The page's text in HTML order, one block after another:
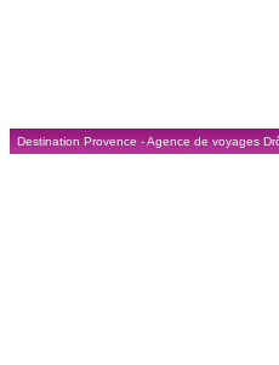
Destination Provence - Agence de voyages